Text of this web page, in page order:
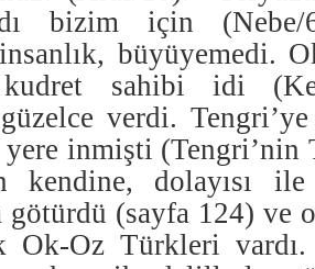
bizim için
büyüyemedi.
sahibi idi
verdi.
inmişti (Tengri’nin
kendine, dolayısı
götürdü (sayfa 124) ve
Ok-Oz Türkleri